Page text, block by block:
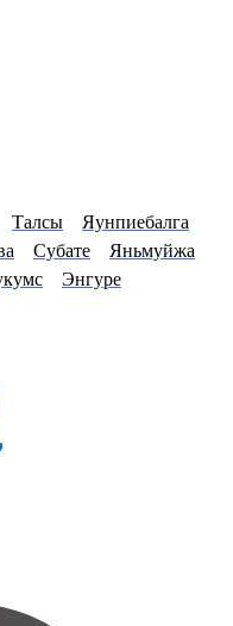
Талсы
Яунпиебалга
Субате
Яньмуйжа
Энгуре